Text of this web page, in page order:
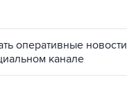
оперативные новости
канале